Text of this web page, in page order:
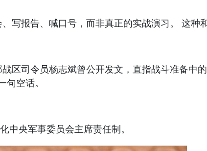
写报告、喊口号，而非真正的实战演习。 这种
区司令员杨志斌曾公开发文，直指战斗准备中
句空话。
中央军事委员会主席责任制。